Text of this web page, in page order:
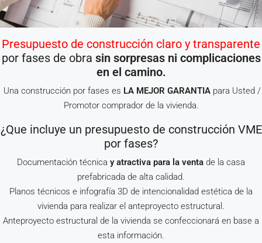
Presupuesto de construcción claro y transparente
por fases de obra sin sorpresas ni complicaciones
en el camino.
Una construcción por fases es LA MEJOR GARANTIA para Usted /
Promotor comprador de la vivienda.
¿Que incluye un presupuesto de construcción VME
por fases?
Documentación técnica y atractiva para la venta de la casa
prefabricada de alta calidad.
Planos técnicos e infografía 3D de intencionalidad estética de la
vivienda para realizar el anteproyecto estructural.
Anteproyecto estructural de la vivienda se confeccionará en base a
esta información.